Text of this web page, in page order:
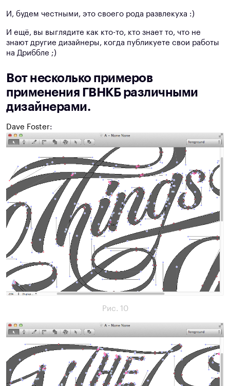
И, будем честными, это своего рода развлекуха :)
И ещё, вы выглядите как кто-то, кто знает то, что не
знают другие дизайнеры, когда публикуете свои работы
на Дриббле ;)
Вот несколько примеров
применения ГВНКБ различными
дизайнерами.
Dave Foster:
Рис. 10